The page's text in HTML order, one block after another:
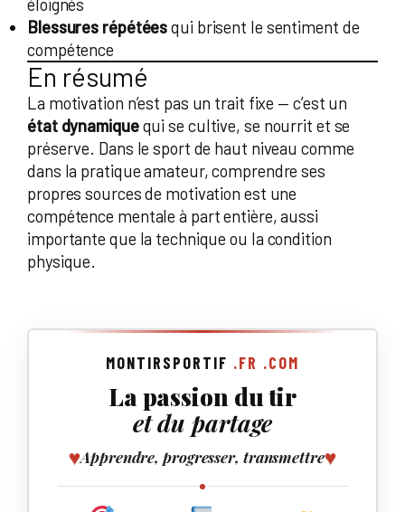
Blessures répétéesqui brisent le sentiment de
compétence
En résumé
La motivation n’est pas un trait fixe — c’est un
état dynamiquequi se cultive, se nourrit et se
préserve. Dans le sport de haut niveau comme
dans la pratique amateur, comprendre ses
propres sources de motivation est une
compétence mentale à part entière, aussi
importante que la technique ou la condition
physique.
MONTIRSPORTIF .FR .COM
La passion du tir
et du partage
♥Apprendre, progresser, transmettre♥